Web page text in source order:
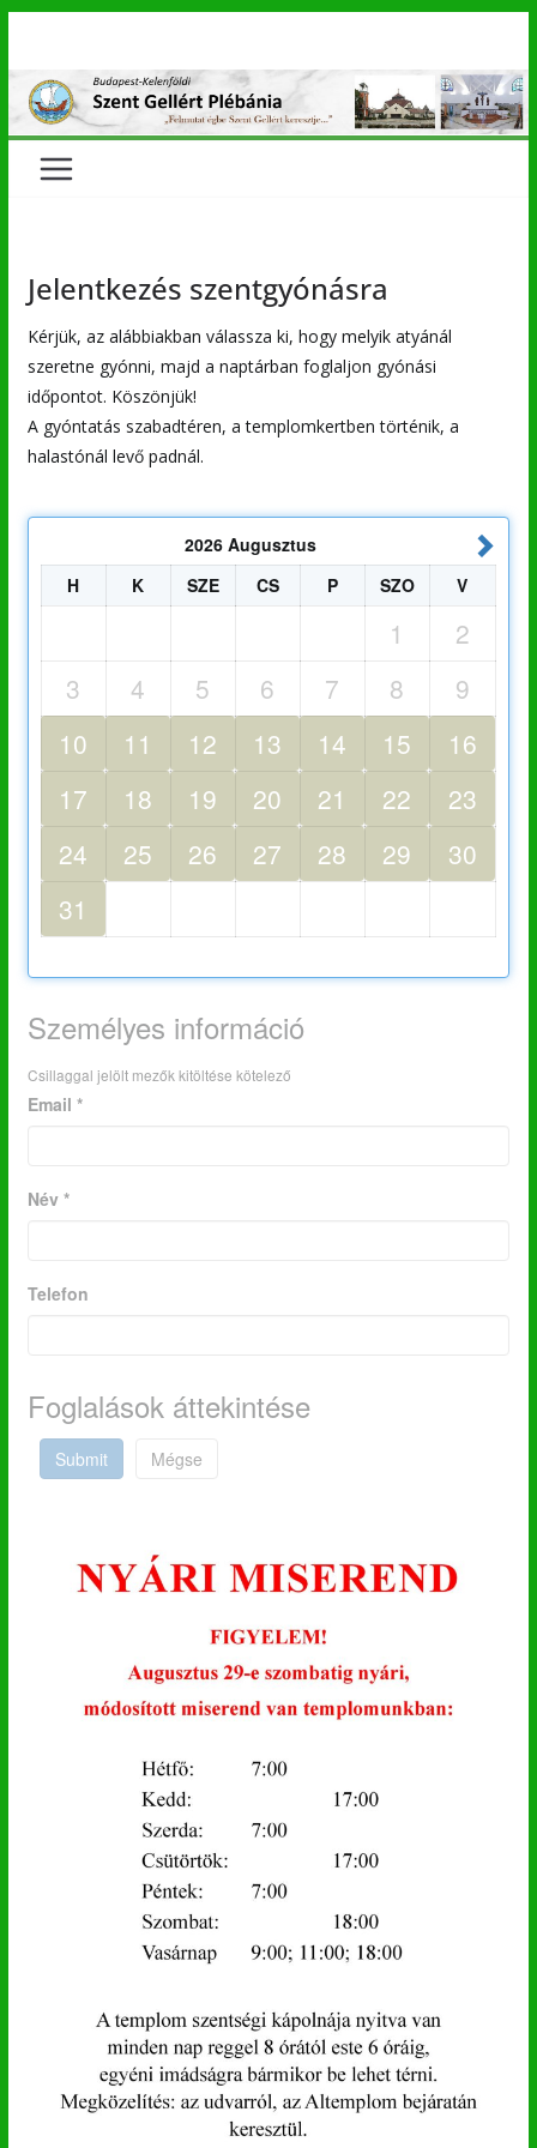
content
Jelentkezés szentgyónásra
Kérjük, az alábbiakban válassza ki, hogy melyik atyánál
szeretne gyónni, majd a naptárban foglaljon gyónási
időpontot. Köszönjük!
A gyóntatás szabadtéren, a templomkertben történik, a
halastónál levő padnál.
2026 Augusztus
H
K SZE CS P SZO V
1
2
3
4 5 6 7 8
9
10
11 12 13 14 15
16
17
18 19 20 21 22
23
24
25 26 27 28 29
30
31
Személyes információ
Csillaggal jelölt mezők kitöltése kötelező
Email *
Név *
Telefon
Foglalások áttekintése
Submit Mégse